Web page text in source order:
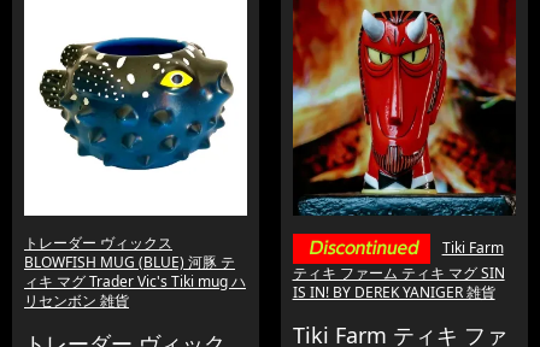
トレーダー ヴィックス
BLOWFISH MUG (BLUE) 河豚 テ
ィキ マグ Trader Vic's Tiki mug ハ
リセンボン 雑貨
Tiki Farm
ティキ ファーム ティキ マグ SIN
IS IN! BY DEREK YANIGER 雑貨
Tiki Farm ティキ ファ